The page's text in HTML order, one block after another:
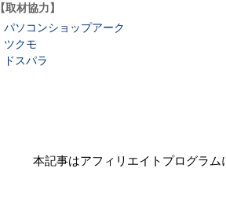
【取材協力】
パソコンショップアーク
ツクモ
ドスパラ
本記事はアフィリエイトプログラ